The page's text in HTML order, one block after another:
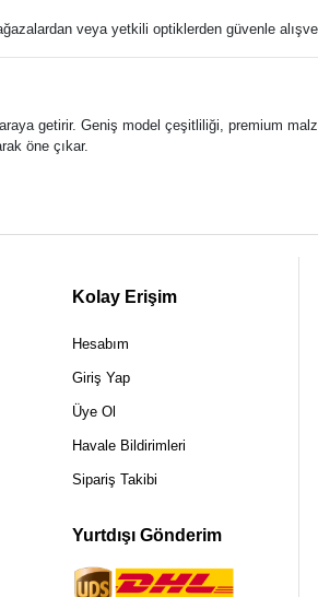
veya yetkili optiklerden güvenle
getirir. Geniş model çeşitliliği, premium
öne çıkar.
Kolay Erişim
Hesabım
Giriş Yap
Üye Ol
Havale Bildirimleri
Sipariş Takibi
Yurtdışı Gönderim